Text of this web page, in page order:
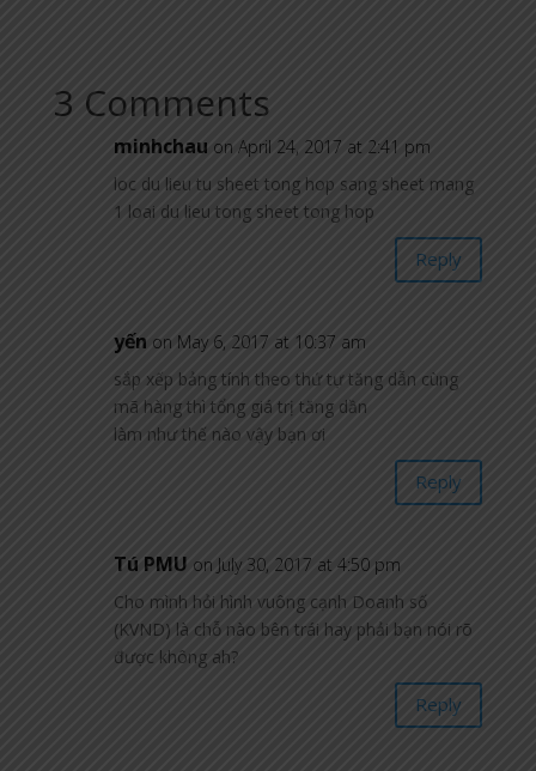
3 Comments
minhchau on April 24, 2017 at 2:41 pm
loc du lieu tu sheet tong hop sang sheet mang
1 loai du lieu tong sheet tong hop
Reply
yến on May 6, 2017 at 10:37 am
sắp xếp bảng tính theo thứ tự tăng dẫn cùng
mã hàng thì tổng giá trị tăng dần
làm như thế nào vậy bạn ơi
Reply
Tú PMU on July 30, 2017 at 4:50 pm
Cho mình hỏi hình vuông cạnh Doanh số
(KVND) là chỗ nào bên trái hay phải bạn nói rõ
được không ah?
Reply